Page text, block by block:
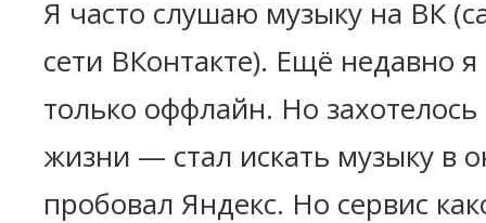
Я часто слушаю музыку на ВК
сети ВКонтакте). Ещё недавно
только оффлайн. Но
жизни — стал искать музыку в
пробовал Яндекс. Но сервис